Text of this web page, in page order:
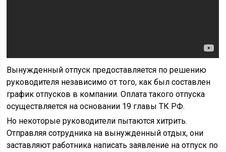
Вынужденный отпуск предоставляется по решению
руководителя независимо от того, как был составлен
график отпусков в компании. Оплата такого отпуска
осуществляется на основании 19 главы ТК РФ.
Но некоторые руководители пытаются хитрить.
Отправляя сотрудника на вынужденный отдых, они
заставляют работника написать заявление на отпуск по